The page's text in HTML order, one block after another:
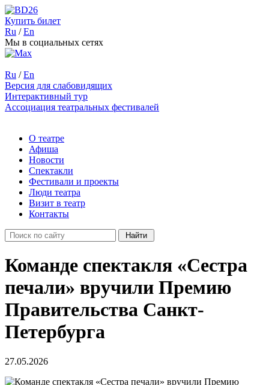
Купить билет
Ru /En
Мы в социальных сетях
Ru / En
Версия для слабовидящих
Интерактивный тур
Ассоциация театральных фестивалей
О театре
Афиша
Новости
Спектакли
Фестивали и проекты
Люди театра
Визит в театр
Контакты
Команде спектакля «Сестра
печали» вручили Премию
Правительства Санкт-
Петербурга
27.05.2026